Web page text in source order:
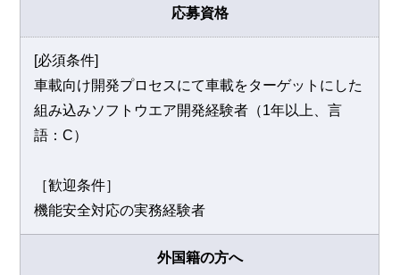
応募資格
[必須条件]
車載向け開発プロセスにて車載をターゲットにした
組み込みソフトウエア開発経験者（1年以上、言
語：C）
［歓迎条件］
機能安全対応の実務経験者
外国籍の方へ